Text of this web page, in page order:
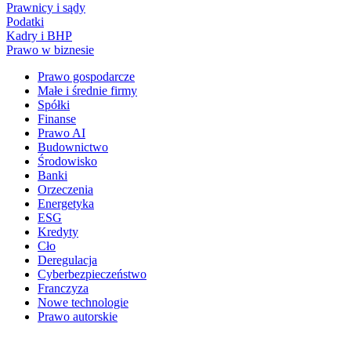
Prawnicy i sądy
Podatki
Kadry i BHP
Prawo w biznesie
Prawo gospodarcze
Małe i średnie firmy
Spółki
Finanse
Prawo AI
Budownictwo
Środowisko
Banki
Orzeczenia
Energetyka
ESG
Kredyty
Cło
Deregulacja
Cyberbezpieczeństwo
Franczyza
Nowe technologie
Prawo autorskie